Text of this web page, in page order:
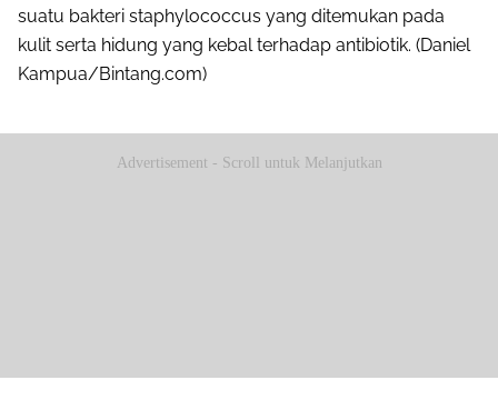
suatu bakteri staphylococcus yang ditemukan pada
kulit serta hidung yang kebal terhadap antibiotik. (Daniel
Kampua/Bintang.com)
Advertisement - Scroll untuk Melanjutkan